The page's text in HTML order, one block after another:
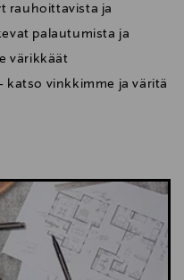
rauhoittavista ja
palautumista ja
värikkäät
vinkkimme ja väritä